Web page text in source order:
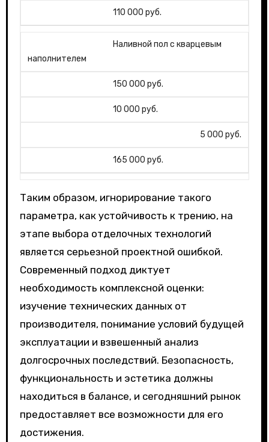
110 000 руб.
Наливной пол с кварцевым
наполнителем
150 000 руб.
10 000 руб.
5 000 руб.
165 000 руб.
Таким образом, игнорирование такого
параметра, как устойчивость к трению, на
этапе выбора отделочных технологий
является серьезной проектной ошибкой.
Современный подход диктует
необходимость комплексной оценки:
изучение технических данных от
производителя, понимание условий будущей
эксплуатации и взвешенный анализ
долгосрочных последствий. Безопасность,
функциональность и эстетика должны
находиться в балансе, и сегодняшний рынок
предоставляет все возможности для его
достижения.